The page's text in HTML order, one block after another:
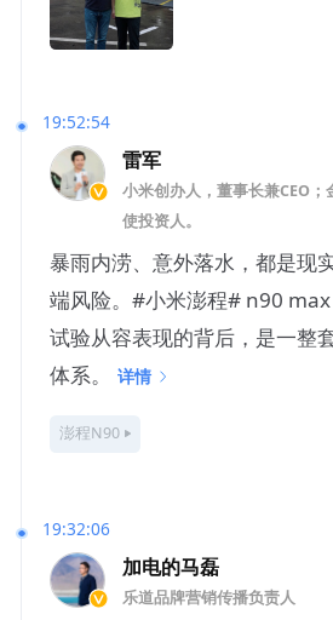
19:52:54
雷军
小米创办人，董事长兼CEO
使投资人。
暴雨内涝、意外落水，都是现
端风险。#小米澎程# n90
试验从容表现的背后，是一整
体系。
详情
澎程N90
19:32:06
加电的马磊
乐道品牌营销传播负责人